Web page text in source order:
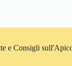
e Consigli